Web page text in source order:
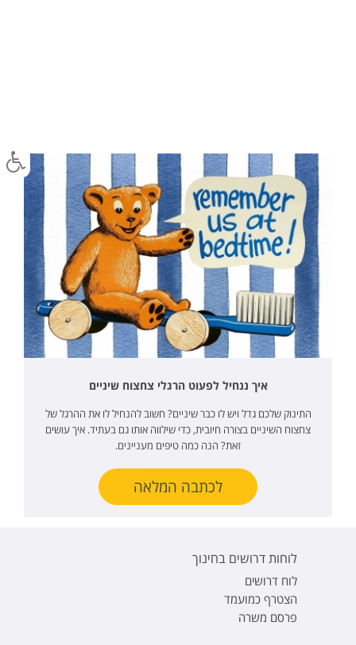
איך ננחיל לפעוט הרגלי צחצוח שיניים
התינוק שלכם גדל ויש לו כבר שיניים? חשוב להנחיל לו את ההרגל של
צחצוח השיניים בצורה חיובית, כדי שילווה אותו גם בעתיד. איך עושים
זאת? הנה כמה טיפים מעניינים.
לכתבה המלאה
לוחות דרושים בחינוך
לוח דרושים
הצטרף כמועמד
פרסם משרה